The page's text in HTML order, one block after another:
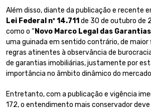
Além disso, diante da publicação e recente
Lei Federal nº 14.711 de 30 de outubro de
como o “ Novo Marco Legal das Garantias
uma guinada em sentido contrário, de maior
regras atinentes à observância de
de garantias imobiliárias, justamente por
importância no âmbito dinâmico do
Entretanto, com a publicação e vigência
172, o entendimento mais conservador